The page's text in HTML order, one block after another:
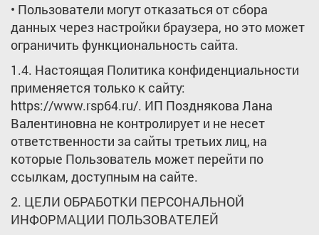
• Пользователи могут отказаться от сбора
данных через настройки браузера, но это может
ограничить функциональность сайта.
1.4. Настоящая Политика конфиденциальности
применяется только к сайту:
https://www.rsp64.ru/. ИП Позднякова Лана
Валентиновна не контролирует и не несет
ответственности за сайты третьих лиц, на
которые Пользователь может перейти по
ссылкам, доступным на сайте.
2. ЦЕЛИ ОБРАБОТКИ ПЕРСОНАЛЬНОЙ
ИНФОРМАЦИИ ПОЛЬЗОВАТЕЛЕЙ